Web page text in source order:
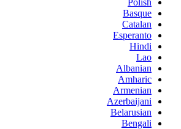
Polish
Basque
Catalan
Esperanto
Hindi
Lao
Albanian
Amharic
Armenian
Azerbaijani
Belarusian
Bengali